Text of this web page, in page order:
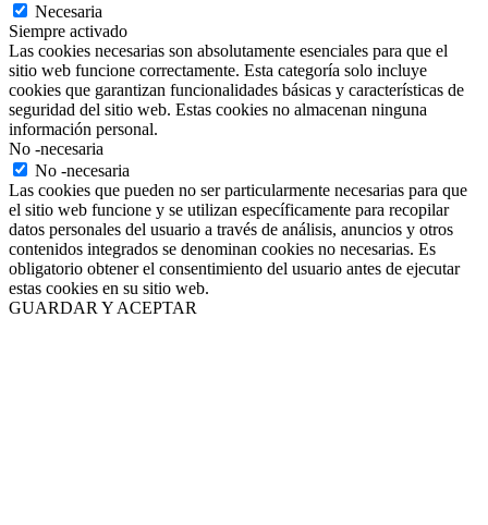
Necesaria
Siempre activado
Las cookies necesarias son absolutamente esenciales para que el
sitio web funcione correctamente. Esta categoría solo incluye
cookies que garantizan funcionalidades básicas y características de
seguridad del sitio web. Estas cookies no almacenan ninguna
información personal.
No -necesaria
No -necesaria
Las cookies que pueden no ser particularmente necesarias para que
el sitio web funcione y se utilizan específicamente para recopilar
datos personales del usuario a través de análisis, anuncios y otros
contenidos integrados se denominan cookies no necesarias. Es
obligatorio obtener el consentimiento del usuario antes de ejecutar
estas cookies en su sitio web.
GUARDAR Y ACEPTAR